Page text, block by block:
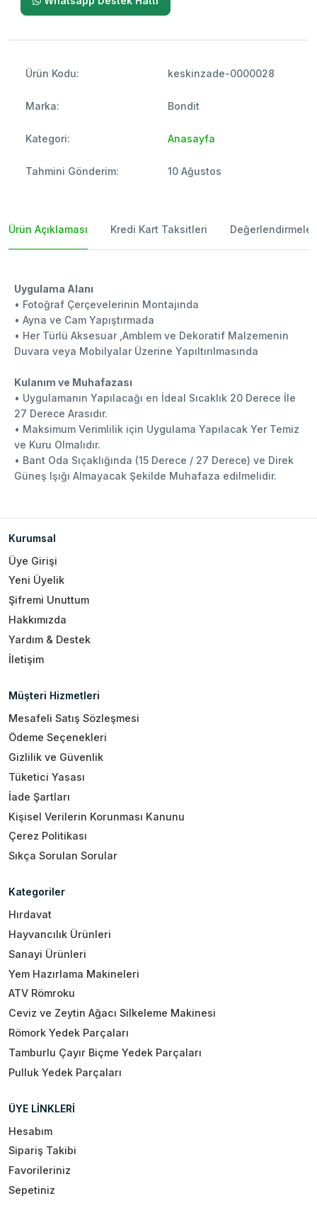
Ürün Kodu: keskinzade-0000028
Marka: Bondit
Kategori: Anasayfa
Tahmini Gönderim: 10 Ağustos
Ürün Açıklaması Kredi Kart Taksitleri Değerlendirmeler
Uygulama Alanı
• Fotoğraf Çerçevelerinin Montajında
• Ayna ve Cam Yapıştırmada
• Her Türlü Aksesuar ,Amblem ve Dekoratif Malzemenin
Duvara veya Mobilyalar Üzerine Yapıltırılmasında
Kulanım ve Muhafazası
• Uygulamanın Yapılacağı en İdeal Sıcaklık 20 Derece İle
27 Derece Arasıdır.
• Maksimum Verimlilik için Uygulama Yapılacak Yer Temiz
ve Kuru Olmalıdır.
• Bant Oda Sıçaklığında (15 Derece / 27 Derece) ve Direk
Güneş Işığı Almayacak Şekilde Muhafaza edilmelidir.
Kurumsal
Üye Girişi
Yeni Üyelik
Şifremi Unuttum
Hakkımızda
Yardım & Destek
İletişim
Müşteri Hizmetleri
Mesafeli Satış Sözleşmesi
Ödeme Seçenekleri
Gizlilik ve Güvenlik
Tüketici Yasası
İade Şartları
Kişisel Verilerin Korunması Kanunu
Çerez Politikası
Sıkça Sorulan Sorular
Kategoriler
Hırdavat
Hayvancılık Ürünleri
Sanayi Ürünleri
Yem Hazırlama Makineleri
ATV Römroku
Ceviz ve Zeytin Ağacı Silkeleme Makinesi
Römork Yedek Parçaları
Tamburlu Çayır Biçme Yedek Parçaları
Pulluk Yedek Parçaları
ÜYE LİNKLERİ
Hesabım
Sipariş Takibi
Favorileriniz
Sepetiniz